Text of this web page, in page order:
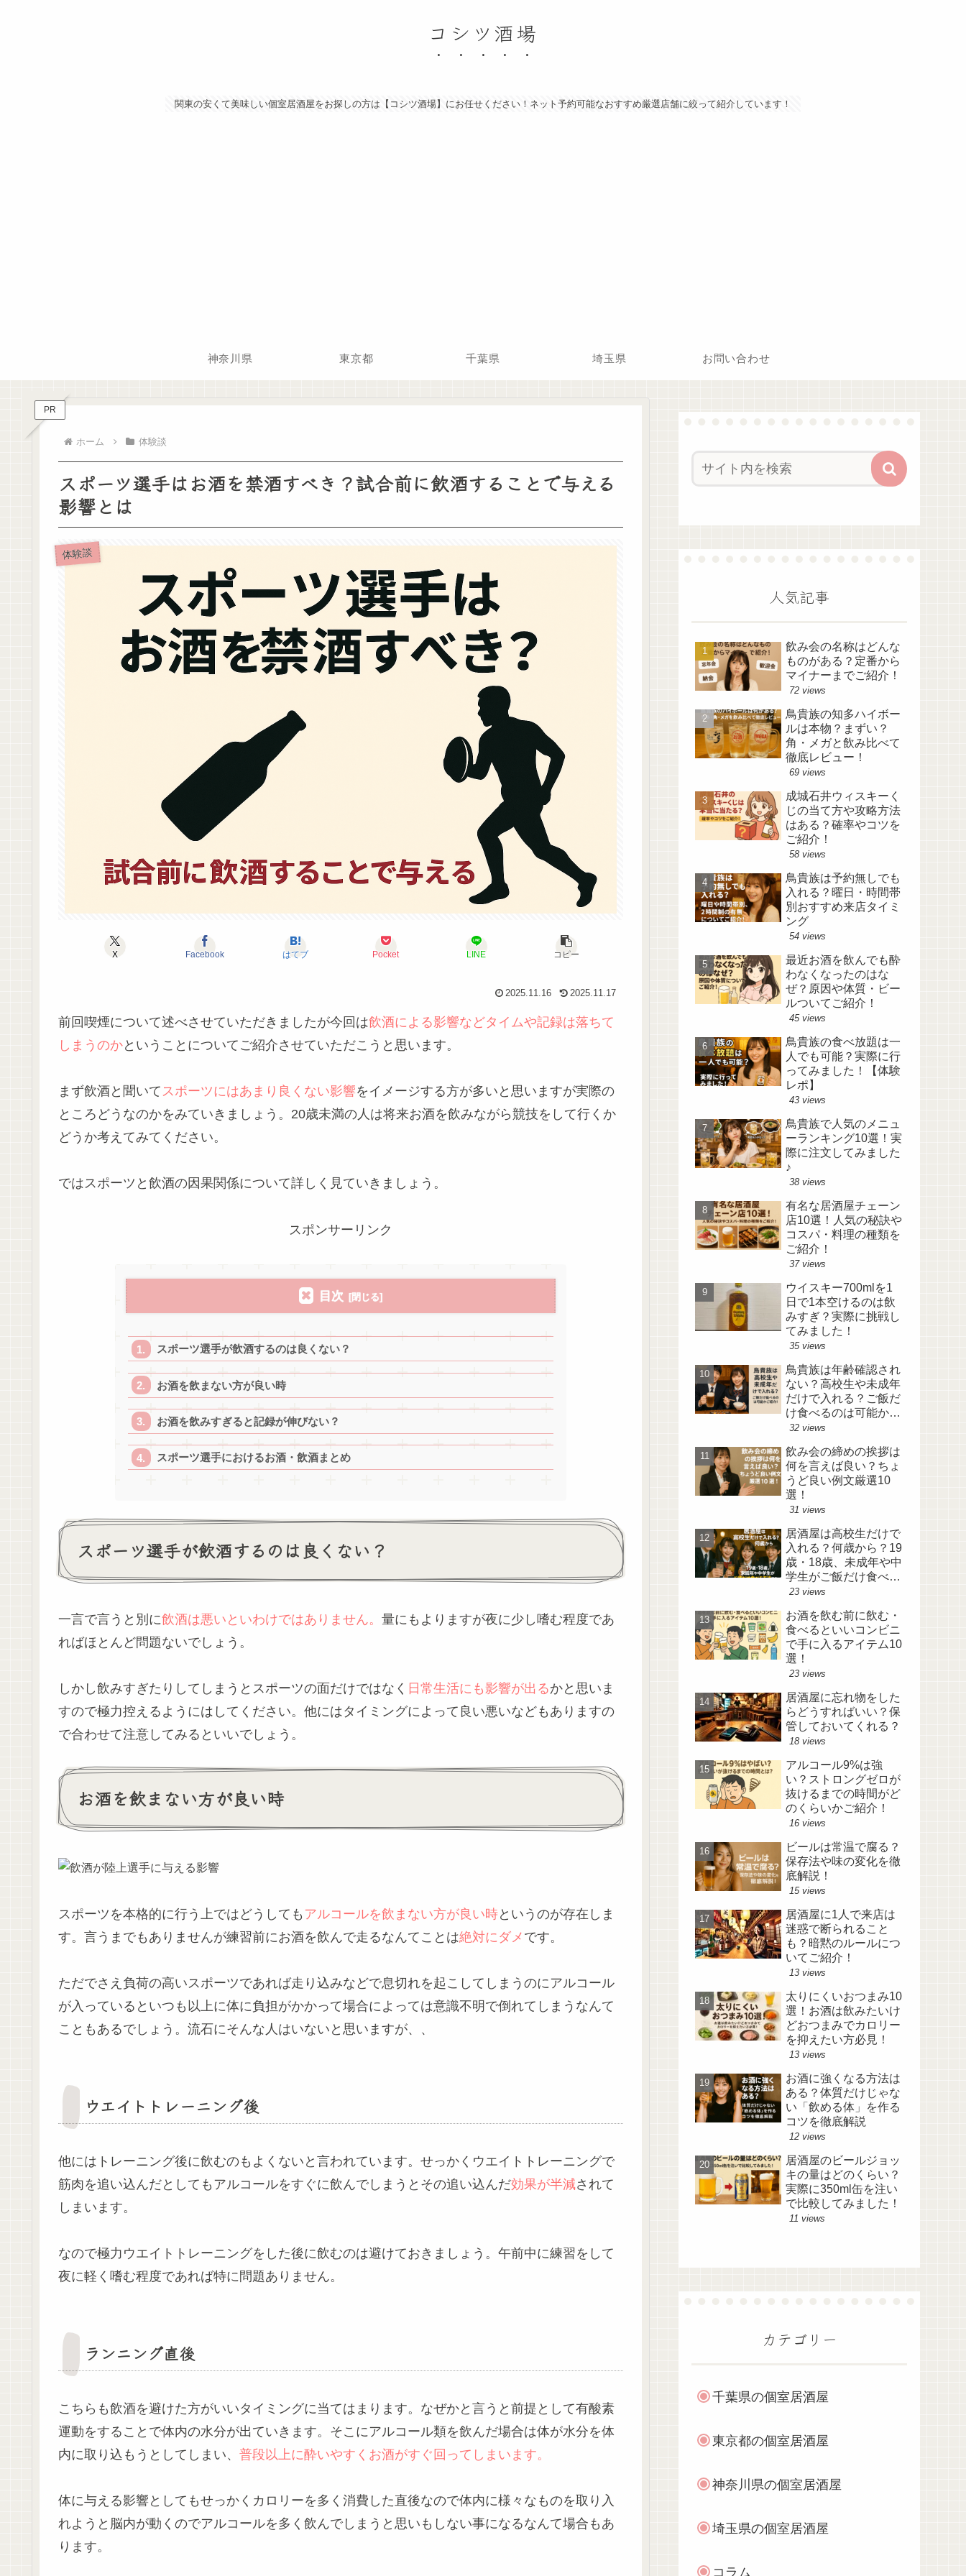
コシツ酒場
関東の安くて美味しい個室居酒屋をお探しの方は【コシツ酒場】にお任せください！ネット予約可能なおすすめ厳選店舗に絞って紹介しています！
神奈川県 東京都 千葉県 埼玉県 お問い合わせ
PR
ホーム 体験談
スポーツ選手はお酒を禁酒すべき？試合前に飲酒することで与える
影響とは
体験談
X Facebook はてブ Pocket LINE コピー
2025.11.16 2025.11.17
前回喫煙について述べさせていただきましたが今回は飲酒による影響などタイムや記録は落ちて
しまうのかということについてご紹介させていただこうと思います。
まず飲酒と聞いて スポーツにはあまり良くない影響をイメージする方が多いと思いますが実際の
ところどうなのかをみていきましょう。20歳未満の人は将来お酒を飲みながら競技をして行くか
どうか考えてみてください。
ではスポーツと飲酒の因果関係について詳しく見ていきましょう。
スポンサーリンク
目次
スポーツ選手が飲酒するのは良くない？
お酒を飲まない方が良い時
お酒を飲みすぎると記録が伸びない？
スポーツ選手におけるお酒・飲酒まとめ
スポーツ選手が飲酒するのは良くない？
一言で言うと別に飲酒は悪いといわけではありません。 量にもよりますが夜に少し嗜む程度であ
ればほとんど問題ないでしょう。
しかし飲みすぎたりしてしまうとスポーツの面だけではなく 日常生活にも影響が出るかと思いま
すので極力控えるようにはしてください。他にはタイミングによって良い悪いなどもありますの
で合わせて注意してみるといいでしょう。
お酒を飲まない方が良い時
スポーツを本格的に行う上ではどうしても アルコールを飲まない方が良い時というのが存在しま
す。言うまでもありませんが練習前にお酒を飲んで走るなんてことは絶対にダメ です。
ただでさえ負荷の高いスポーツであれば走り込みなどで息切れを起こしてしまうのにアルコール
が入っているといつも以上に体に負担がかかって場合によっては意識不明で倒れてしまうなんて
こともあるでしょう。流石にそんな人はいないと思いますが、、
ウエイトトレーニング後
他にはトレーニング後に飲むのもよくないと言われています。せっかくウエイトトレーニングで
筋肉を追い込んだとしてもアルコールをすぐに飲んでしまうとその追い込んだ効果が半減されて
しまいます。
なので極力ウエイトトレーニングをした後に飲むのは避けておきましょう。午前中に練習をして
夜に軽く嗜む程度であれば特に問題ありません。
ランニング直後
こちらも飲酒を避けた方がいいタイミングに当てはまります。なぜかと言うと前提として有酸素
運動をすることで体内の水分が出ていきます。そこにアルコール類を飲んだ場合は体が水分を体
内に取り込もうとしてしまい、 普段以上に酔いやすくお酒がすぐ回ってしまいます。
体に与える影響としてもせっかくカロリーを多く消費した直後なので体内に様々なものを取り入
れようと脳内が動くのでアルコールを多く飲んでしまうと思いもしない事になるなんて場合もあ
ります。
人気記事
飲み会の名称はどんな
ものがある？定番から
マイナーまでご紹介！
72 views
鳥貴族の知多ハイボー
ルは本物？まずい？
角・メガと飲み比べて
徹底レビュー！
69 views
成城石井ウィスキーく
じの当て方や攻略方法
はある？確率やコツを
ご紹介！
58 views
鳥貴族は予約無しでも
入れる？曜日・時間帯
別おすすめ来店タイミ
ング
54 views
最近お酒を飲んでも酔
わなくなったのはな
ぜ？原因や体質・ビー
ルついてご紹介！
45 views
鳥貴族の食べ放題は一
人でも可能？実際に行
ってみました！【体験
レポ】
43 views
鳥貴族で人気のメニュ
ーランキング10選！実
際に注文してみました
♪
38 views
有名な居酒屋チェーン
店10選！人気の秘訣や
コスパ・料理の種類を
ご紹介！
37 views
ウイスキー700mlを1
日で1本空けるのは飲
みすぎ？実際に挑戦し
てみました！
35 views
鳥貴族は年齢確認され
ない？高校生や未成年
だけで入れる？ご飯だ
け食べるのは可能かご
紹介！
32 views
飲み会の締めの挨拶は
何を言えば良い？ちょ
うど良い例文厳選10
選！
31 views
居酒屋は高校生だけで
入れる？何歳から？19
歳・18歳、未成年や中
学生がご飯だけ食べる
方法について
23 views
お酒を飲む前に飲む・
食べるといいコンビニ
で手に入るアイテム10
選！
23 views
居酒屋に忘れ物をした
らどうすればいい？保
管しておいてくれる？
18 views
アルコール9%は強
い？ストロングゼロが
抜けるまでの時間がど
のくらいかご紹介！
16 views
ビールは常温で腐る？
保存法や味の変化を徹
底解説！
15 views
居酒屋に1人で来店は
迷惑で断られること
も？暗黙のルールにつ
いてご紹介！
13 views
太りにくいおつまみ10
選！お酒は飲みたいけ
どおつまみでカロリー
を抑えたい方必見！
13 views
お酒に強くなる方法は
ある？体質だけじゃな
い「飲める体」を作る
コツを徹底解説
12 views
居酒屋のビールジョッ
キの量はどのくらい？
実際に350ml缶を注い
で比較してみました！
11 views
カテゴリー
千葉県の個室居酒屋
東京都の個室居酒屋
神奈川県の個室居酒屋
埼玉県の個室居酒屋
コラム